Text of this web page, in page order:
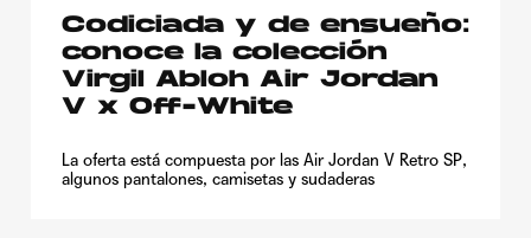
Codiciada y de ensueño:
conoce la colección
Virgil Abloh Air Jordan
V x Off-White
La oferta está compuesta por las Air Jordan V Retro SP,
algunos pantalones, camisetas y sudaderas